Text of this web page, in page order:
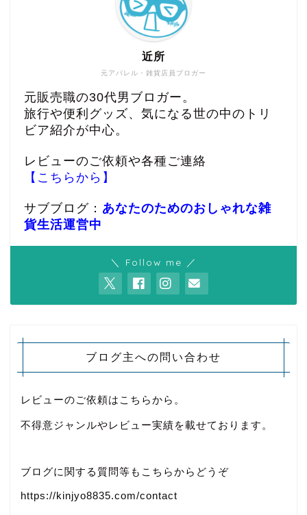
元アパレル・雑貨店員ブロガー
近所
元販売職の30代男ブロガー。
旅行や便利グッズ、気になる世の中のトリ
ビア紹介が中心。
レビューのご依頼や各種ご連絡
【こちらから】
サブブログ： あなたのためのおしゃれな雑
貨生活運営中
＼ Follow me ／
ブログ主への問い合わせ
レビューのご依頼はこちらから。
不得意ジャンルやレビュー実績を載せております。
ブログに関する質問等もこちらからどうぞ
https://kinjyo8835.com/contact